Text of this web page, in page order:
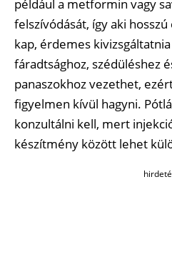
például a metformin vagy
felszívódását, így aki
kap, érdemes
fáradtsághoz, szédüléshez
panaszokhoz vezethet,
figyelmen kívül hagyni.
konzultálni kell, mert
készítmény között lehet